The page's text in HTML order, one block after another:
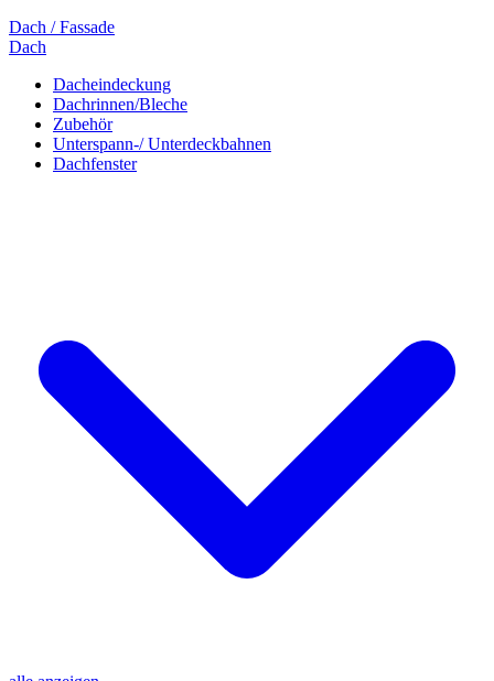
Dach / Fassade
Dach
Dacheindeckung
Dachrinnen/Bleche
Zubehör
Unterspann-/ Unterdeckbahnen
Dachfenster